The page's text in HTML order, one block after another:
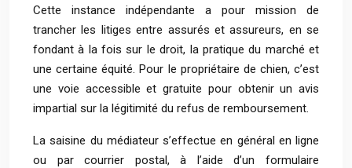
Cette instance indépendante a pour mission de
trancher les litiges entre assurés et assureurs, en se
fondant à la fois sur le droit, la pratique du marché et
une certaine équité. Pour le propriétaire de chien, c’est
une voie accessible et gratuite pour obtenir un avis
impartial sur la légitimité du refus de remboursement.
La saisine du médiateur s’effectue en général en ligne
ou par courrier postal, à l’aide d’un formulaire